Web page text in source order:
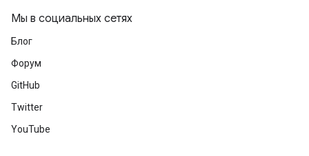
Мы в социальных сетях
Блог
Форум
GitHub
Twitter
YouTube